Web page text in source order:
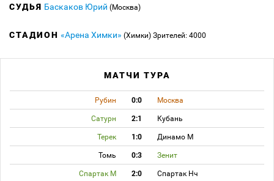
СУДЬЯ Баскаков Юрий (Москва)
СТАДИОН «Арена Химки» (Химки) Зрителей: 4000
МАТЧИ ТУРА
Рубин 0:0 Москва
Сатурн 2:1 Кубань
Терек 1:0 Динамо М
Томь 0:3 Зенит
Спартак М 2:0 Спартак Нч